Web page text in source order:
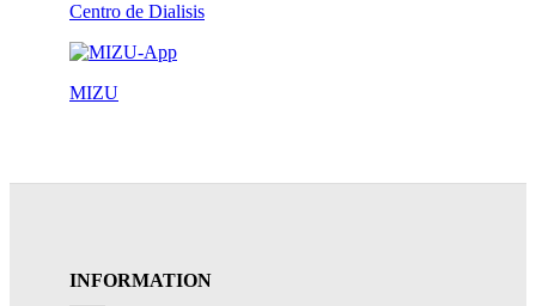
Centro de Dialisis
MIZU
INFORMATION